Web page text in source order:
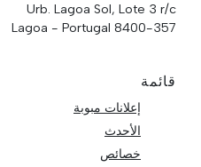
Urb. Lagoa Sol, Lote 3 r/c
8400-357 Lagoa - Portugal
قائمة
إعلانات مبوبة
الأحدث
خصائص